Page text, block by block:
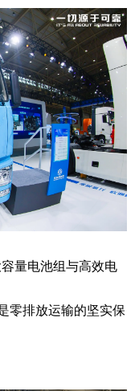
量电池组与高效电
零排放运输的坚实保